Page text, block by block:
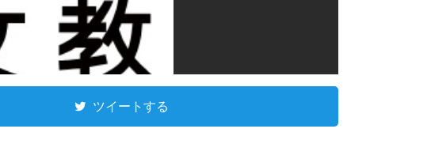
ツイートする